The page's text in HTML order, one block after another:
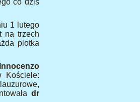
co dziś
1 lutego
na trzech
plotka
Kościele:
dr